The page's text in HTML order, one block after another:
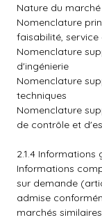
Nature du marché
Nomenclature
faisabilité, service
Nomenclature
d'ingénierie
Nomenclature
techniques
Nomenclature
de contrôle et
2.1.4 Informations
Informations
sur demande
admise
marchés